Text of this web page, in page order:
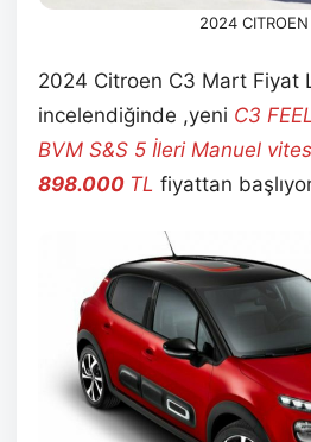
2024
2024 Citroen C3 Mart Fiyat
incelendiğinde ,yeni C3
BVM S&S 5 İleri Manuel vites
898.000 TL fiyattan